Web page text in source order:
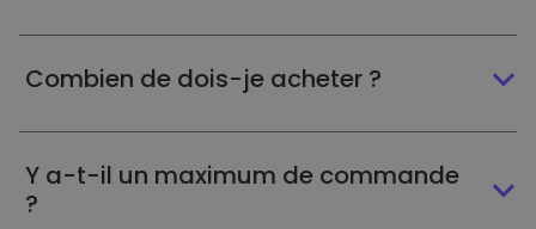
Combien de dois-je acheter ?
Y a-t-il un maximum de commande
?